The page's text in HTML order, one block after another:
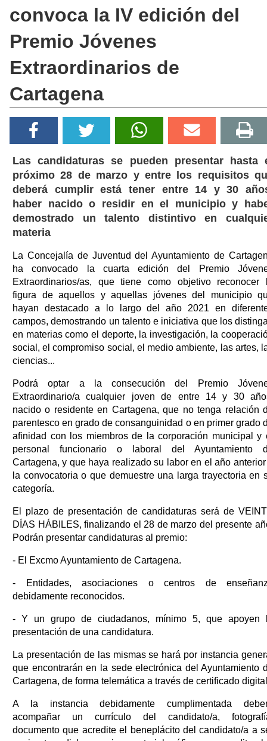
convoca la IV edición del
Premio Jóvenes
Extraordinarios de
Cartagena
Las candidaturas se pueden presentar hasta
próximo 28 de marzo y entre los requisitos
deberá cumplir está tener entre 14 y 30
haber nacido o residir en el municipio y
demostrado un talento distintivo en
materia
La Concejalía de Juventud del Ayuntamiento de
ha convocado la cuarta edición del Premio
Extraordinarios/as, que tiene como objetivo reconocer
figura de aquellos y aquellas jóvenes del municipio
hayan destacado a lo largo del año 2021 en
campos, demostrando un talento e iniciativa que los
en materias como el deporte, la investigación, la
social, el compromiso social, el medio ambiente, las artes,
ciencias...
Podrá optar a la consecución del Premio
Extraordinario/a cualquier joven de entre 14 y 30
nacido o residente en Cartagena, que no tenga relación
parentesco en grado de consanguinidad o en primer grado
afinidad con los miembros de la corporación municipal y
personal funcionario o laboral del Ayuntamiento
Cartagena, y que haya realizado su labor en el año
la convocatoria o que demuestre una larga trayectoria en
categoría.
El plazo de presentación de candidaturas será de
DÍAS HÁBILES, finalizando el 28 de marzo del presente
Podrán presentar candidaturas al premio:
- El Excmo Ayuntamiento de Cartagena.
- Entidades, asociaciones o centros de
debidamente reconocidos.
- Y un grupo de ciudadanos, mínimo 5, que apoyen
presentación de una candidatura.
La presentación de las mismas se hará por instancia
que encontrarán en la sede electrónica del Ayuntamiento
Cartagena, de forma telemática a través de certificado
A la instancia debidamente cumplimentada
acompañar un currículo del candidato/a,
documento que acredite el beneplácito del candidato/a a